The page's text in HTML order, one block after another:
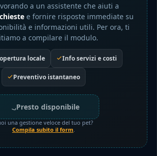
a un assistente che aiuti a
e fornire risposte immediate su
e informazioni utili. Per ora, ti
a compilare il modulo.
locale Info servizi e costi
Preventivo istantaneo
Presto disponibile
una gestione veloce del tuo pet?
Compila subito il form